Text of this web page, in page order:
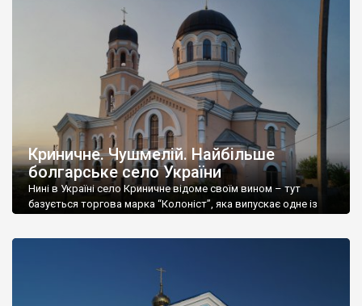
Криничне. Чушмелій. Найбільше
болгарське село України
Нині в Україні село Криничне відоме своїм вином – тут
базується торгова марка “Колоніст”, яка випускає одне із
енергетики. Криничне – це найбільше болгарське село
України. Загалом тут мешкає близько 4 […]